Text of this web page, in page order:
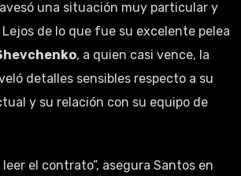
una situación muy particular y
Lejos de lo que fue su excelente pelea
, a quien casi vence, la
detalles sensibles respecto a su
y su relación con su equipo de
leer el contrato”, asegura Santos en